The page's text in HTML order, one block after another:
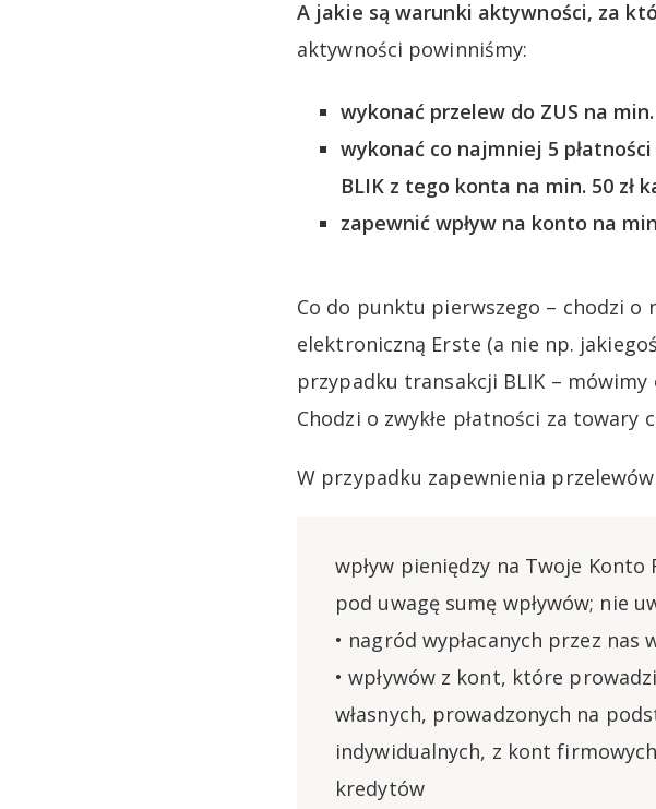
A jakie są warunki aktywności, za
aktywności powinniśmy:
wykonać przelew do ZUS na min.
wykonać co najmniej 5
BLIK z tego konta na min. 50 zł
zapewnić wpływ na konto na
Co do punktu pierwszego – chodzi o
elektroniczną Erste (a nie np.
przypadku transakcji BLIK – mówimy
Chodzi o zwykłe płatności za towary
W przypadku zapewnienia
wpływ pieniędzy na Twoje
pod uwagę sumę wpływów; nie
• nagród wypłacanych przez
• wpływów z kont, które
własnych, prowadzonych na
indywidualnych, z kont
kredytów